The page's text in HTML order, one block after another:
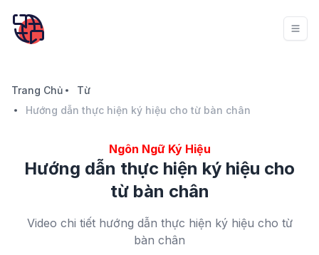
Trang Chủ
Từ
Hướng dẫn thực hiện ký hiệu cho từ bàn chân
Ngôn Ngữ Ký Hiệu
Hướng dẫn thực hiện ký hiệu cho
từ bàn chân
Video chi tiết hướng dẫn thực hiện ký hiệu cho từ
bàn chân